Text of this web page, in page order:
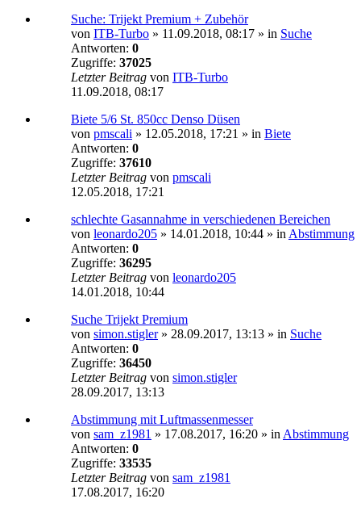
Suche: Trijekt Premium + Zubehör
von ITB-Turbo » 11.09.2018, 08:17 » in Suche
Antworten: 0
Zugriffe: 37025
Letzter Beitrag von ITB-Turbo
11.09.2018, 08:17
Biete 5/6 St. 850cc Denso Düsen
von pmscali » 12.05.2018, 17:21 » in Biete
Antworten: 0
Zugriffe: 37610
Letzter Beitrag von pmscali
12.05.2018, 17:21
schlechte Gasannahme in verschiedenen Bereichen
von leonardo205 » 14.01.2018, 10:44 » in Abstimmung
Antworten: 0
Zugriffe: 36295
Letzter Beitrag von leonardo205
14.01.2018, 10:44
Suche Trijekt Premium
von simon.stigler» 28.09.2017, 13:13 » in Suche
Antworten: 0
Zugriffe: 36450
Letzter Beitrag von simon.stigler
28.09.2017, 13:13
Abstimmung mit Luftmassenmesser
von sam_z1981 » 17.08.2017, 16:20 » in Abstimmung
Antworten: 0
Zugriffe: 33535
Letzter Beitrag von sam_z1981
17.08.2017, 16:20